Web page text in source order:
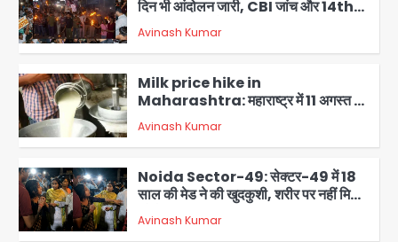
2
दिन भी आंदोलन जारी, CBI जांच और 14th
Exam रद्द करने की मांग
Avinash Kumar
3
Milk price hike in
Maharashtra: महाराष्ट्र में 11 अगस्त से
दूध के दाम 2 रुपये प्रति लीटर बढ़े
Avinash Kumar
4
Noida Sector-49: सेक्टर-49 में 18
साल की मेड ने की खुदकुशी, शरीर पर नहीं मिली
कोई बाहरी
Avinash Kumar